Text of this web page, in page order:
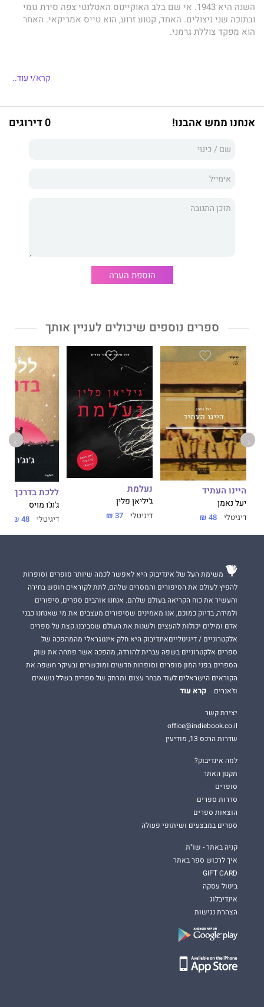
השנה היא 1943. אי שם בלב האוקיינוס האטלנטי צפה סירת גומי
ובתוכה שני ניצולים. האחד, קטוע זרוע, הוא טייס אמריקאי. האחר
הוא מפקד צוללת גרמני.
הם מצוידים בחצי בקבוק ויסקי, 64 סיגריות, כמה חפיסות שוקוקולה
ומסטיקים אחדים. מסביב הים לא זז, וכלום לא נראה באופק.
ברומן קצר זה, הכתוב בסגנון מדויק, יבש ולקוני, מתערבבים בקצב
גברים הנסחפים אל מוות כמעט וודאי.
ביותר וזוקקה למרכיביה המינימליים וההכרחיים ביותר; זהו משל
כלום לא נראה באופק
להכרה כאחת מיצירות המופת של הספרות האירופית לאחר המלחמה.
יֵנס רֵהן
(1983-1916) פיקד על צוללת גרמנית בזמן מלחמת העולם
השנייה, נפל בשבי בנות הברית ב- 1943 והוחזק במחנה שבויים בריטי
עד 1947. מתחילת שנות ה-50 עבד כעורך התרבות והספרות ברדיו
הגרמני באזור האמריקאי של מערב ברלין, והחל לפרסם רומנים.
הרומן הראשון של רהן כלום לא נראה באופק
בזמנו עניין רב בגרמניה וזיכה את מחברו בפרס ברלין לסופר צעיר.
הספר תורגם לכמה שפות אירופיות והתקבל באהדה רבה בקרב
החוגים האקזיסטנציאליסטיים. לאחר שנשכח במשך כמעט חצי
מאה, ראה הרומן אור מחדש בגרמניה ב- 2003 וזכה להכרה כאחת
מיצירות המופת של הספרות האירופית שלאחר המלחמה.
קרא/י עוד..
אנחנו ממש אהבנו! 0 דירוגים
הוספת הערה
ספרים נוספים שיכולים לעניין אותך
היינו העתיד
יעל נאמן
דיגיטלי 48 ₪
נעלמת
ג'יליאן פלין
דיגיטלי 37 ₪
ללכת בדרכך
ג'וג'ו מויס
דיגיטלי 48 ₪
משימת העל של אינדיבוק היא לאפשר לכמה שיותר סופרים וסופרות
להפיץ לעולם את הסיפורים והמסרים שלהם, לתת לקוראים חופש בחירה
והעשיר את כוח הקריאה בעולם שלהם. אנחנו אוהבים ספרים, סיפורים
ולמידה, בדיוק כמוכם, אנו מאמינים שסיפורים מעצבים את מי שאנחנו כבני
אדם ומילים יכולות להעצים ולשנות את העולם שסביבנו.קצת על ספרים
אלקטרוניים / דיגיטלייםאינדיבוק היא חלק אינטגראלי מהמהפכה של
ספרים אלקטרוניים בשפה עברית להורדה, מהפכה אשר פתחה את שוק
הספרים בפני המון סופרים וסופרות חדשים ומוכשרים ובעיקר חשפה את
הקוראים הישראלים לעוד מבחר עצום ומרתק של ספרים בשלל נושאים
וז'אנרים.
קרא עוד
יצירת קשר
office@indiebook.co.il
שדרות הרכס 13, מודיעין
למה אינדיבוק?
תקנון האתר
סופרים
סדרות ספרים
הוצאות ספרים
ספרים במבצעים ושיתופי פעולה
קניה באתר - שו"ת
איך לרכוש ספר באתר
GIFT CARD
ביטול עסקה
אינדיבלוג
הצהרת נגישות